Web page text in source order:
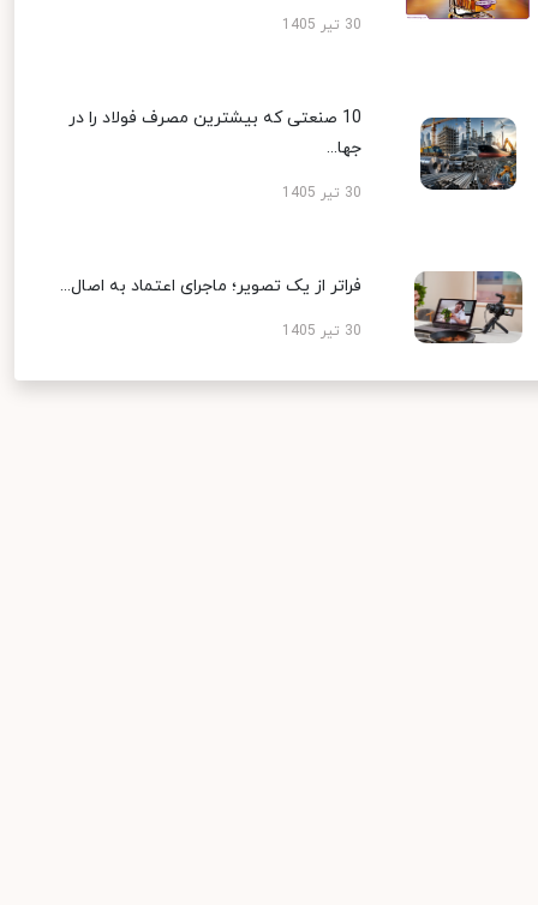
30 تیر 1405
10 صنعتی که بیشترین مصرف فولاد را در
جها...
30 تیر 1405
فراتر از یک تصویر؛ ماجرای اعتماد به اصال...
30 تیر 1405